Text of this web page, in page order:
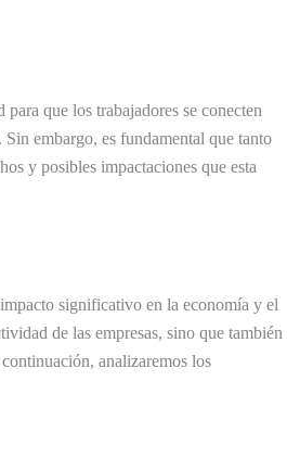
que los trabajadores se conecten
embargo, es fundamental que tanto
y posibles impactaciones que esta
significativo en la economía y el
de las empresas, sino que también
analizaremos los